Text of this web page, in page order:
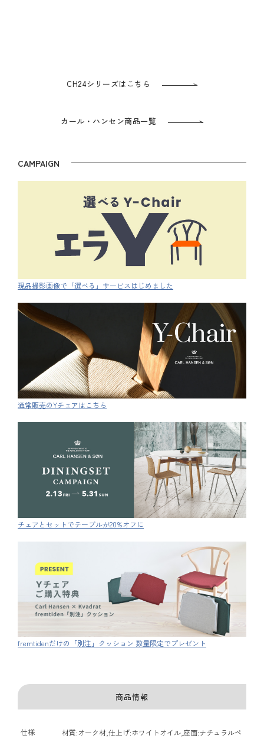
CH24シリーズはこちら
カール・ハンセン商品一覧
CAMPAIGN
現品撮影画像で「選べる」サービスはじめました
通常販売のYチェアはこちら
チェアとセットでテーブルが20%オフに
fremtidenだけの「別注」クッション 数量限定でプレゼント
商品情報
仕様
材質:オーク材,仕上げ:ホワイトオイル,座面:ナチュラルペ